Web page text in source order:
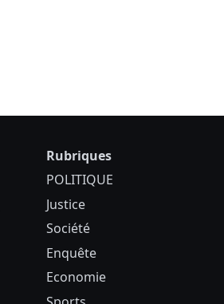
Rubriques
POLITIQUE
Justice
Société
Enquête
Economie